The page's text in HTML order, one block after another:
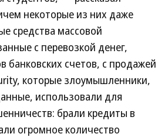
некоторые из них даже
средства массовой
с перевозкой денег,
банковских счетов, с продажей
которые злоумышленники,
использовали для
брали кредиты в
огромное количество